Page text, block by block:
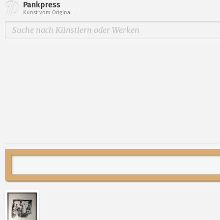
Pankpress
Kunst vom Original
Abbildung 2 von „(Arbeiterfamilie)“ von Kurt